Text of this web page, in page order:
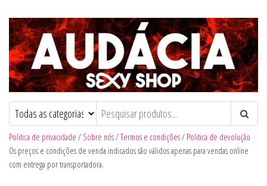
Audacia Sexy Shop
Politica de privacidade / Sobre nós/Termos e condições/ Politica de devolução
Os preços e condições de venda indicados são válidos apenas para vendas online
com entrega por transportadora.